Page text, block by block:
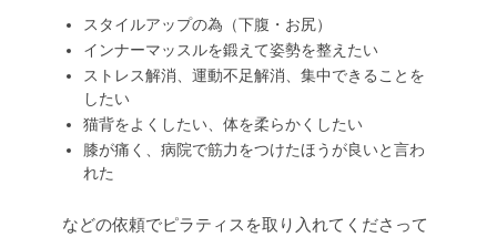
スタイルアップの為（下腹・お尻）
インナーマッスルを鍛えて姿勢を整えたい
ストレス解消、運動不足解消、集中できることを
したい
猫背をよくしたい、体を柔らかくしたい
膝が痛く、病院で筋力をつけたほうが良いと言わ
れた
などの依頼でピラティスを取り入れてくださって